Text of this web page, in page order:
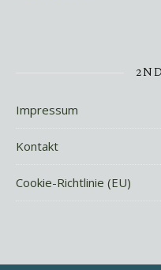
Impressum
Kontakt
Cookie-Richtlinie (EU)